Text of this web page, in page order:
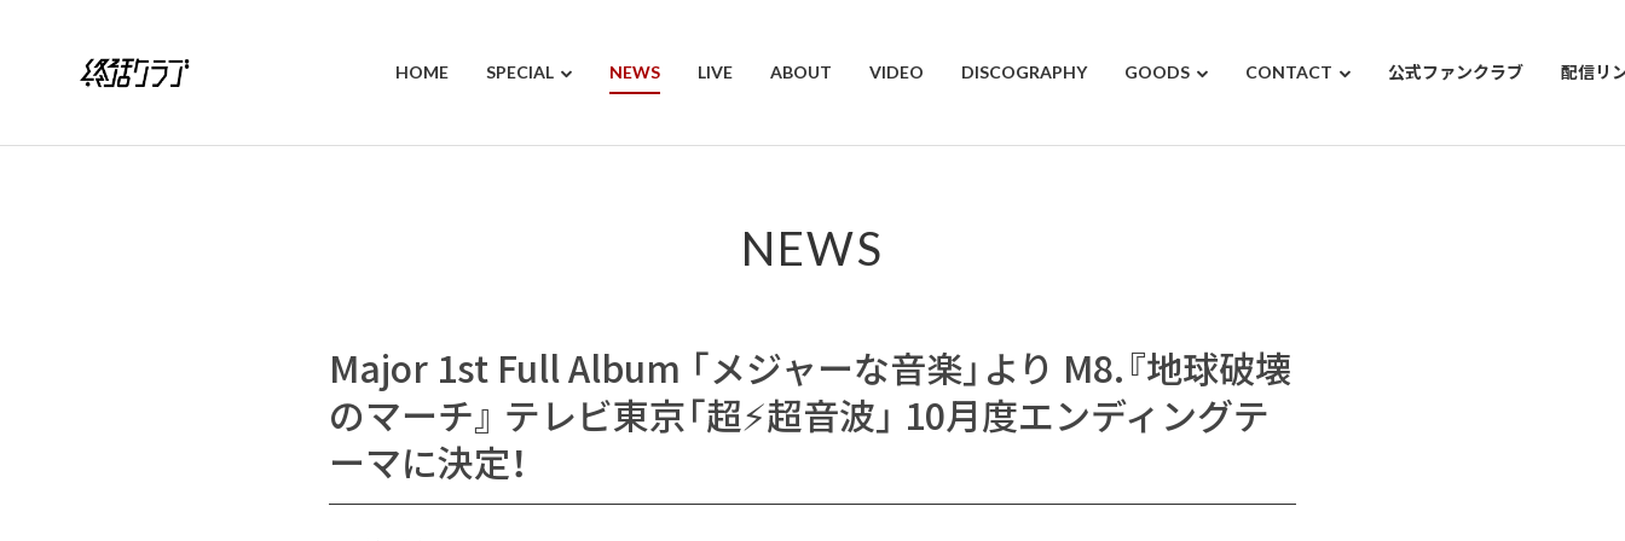
HOME SPECIAL NEWS LIVE ABOUT VIDEO DISCOGRAPHY GOODS CONTACT 公式ファンクラブ 配信リ
NEWS
Major 1st Full Album 「メジャーな音楽」より M8.『地球破壊
のマーチ』 テレビ東京「超⚡️超音波」 10月度エンディングテ
ーマに決定！